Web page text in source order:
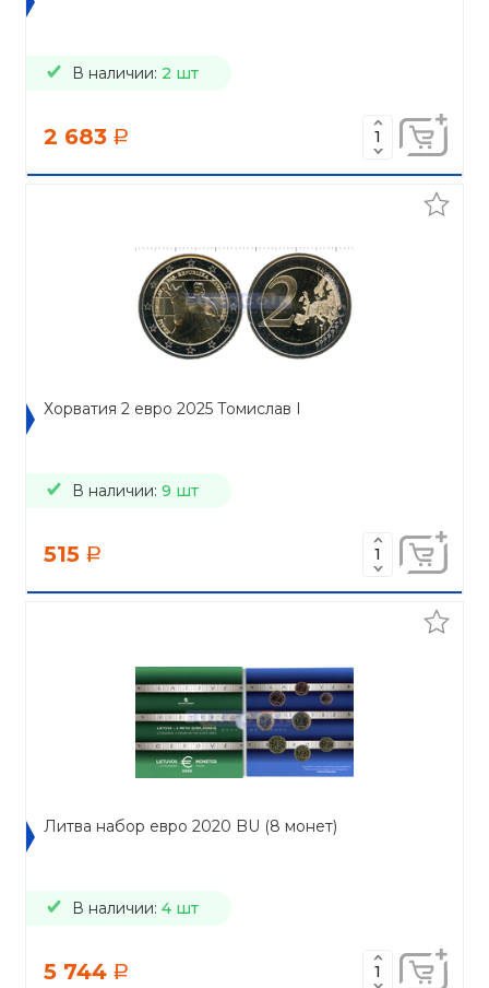
В наличии: 2 шт
2 683 a
Хорватия 2 евро 2025 Томислав I
В наличии: 9 шт
515 a
Литва набор евро 2020 BU (8 монет)
В наличии: 4 шт
5 744 a